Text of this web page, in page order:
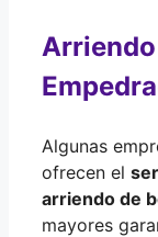
Algunas
ofrecen el
arriendo de
mayores